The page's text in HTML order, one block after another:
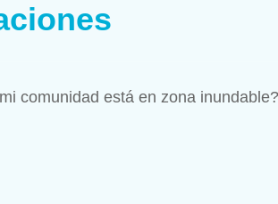
comunidad está en zona inundable?